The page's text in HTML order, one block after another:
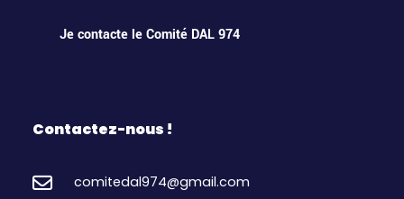
Je contacte le Comité DAL 974
Contactez-nous !
comitedal974@gmail.com